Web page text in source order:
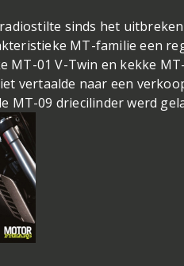
sinds het
MT-familie een
MT-01 V-Twin en kekke
vertaalde naar een
MT-09 driecilinder werd